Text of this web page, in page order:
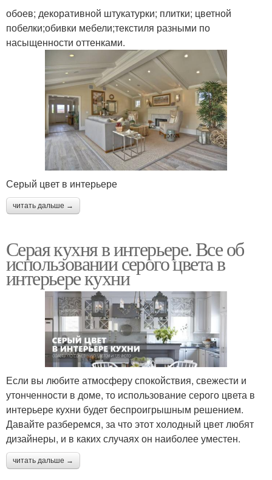
обоев; декоративной штукатурки; плитки; цветной
побелки;обивки мебели;текстиля разными по
насыщенности оттенками.
Серый цвет в интерьере
читать дальше →
Серая кухня в интерьере. Все об
использовании серого цвета в
интерьере кухни
Если вы любите атмосферу спокойствия, свежести и
утонченности в доме, то использование серого цвета в
интерьере кухни будет беспроигрышным решением.
Давайте разберемся, за что этот холодный цвет любят
дизайнеры, и в каких случаях он наиболее уместен.
читать дальше →